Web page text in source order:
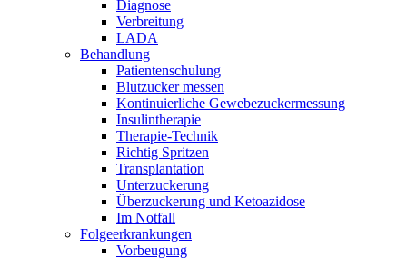
Diagnose
Verbreitung
LADA
Behandlung
Patientenschulung
Blutzucker messen
Kontinuierliche Gewebezuckermessung
Insulintherapie
Therapie-Technik
Richtig Spritzen
Transplantation
Unterzuckerung
Überzuckerung und Ketoazidose
Im Notfall
Folgeerkrankungen
Vorbeugung